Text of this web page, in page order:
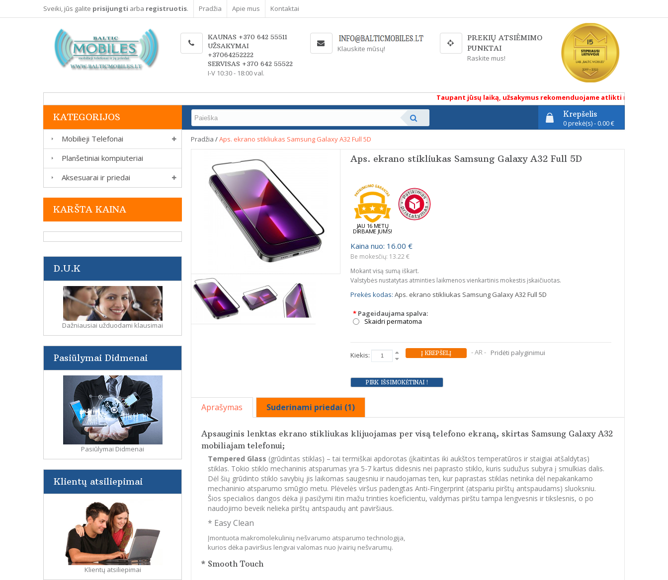
Sveiki, jūs galite prisijungti arba registruotis. Pradžia Apie mus Kontaktai
KAUNAS +370 642 55511
UŽSAKYMAI
+37064252222
SERVISAS +370 642 55522
I-V 10:30 - 18:00 val.
Klauskite mūsų!
PREKIŲ ATSIĖMIMO
PUNKTAI
Raskite mus!
Taupant jūsų laiką, užsakymus rekomenduojame atlikti renkantis
Krepšelis
0 prekė(s) - 0.00 €
KATEGORIJOS
Mobilieji Telefonai
Planšetiniai kompiuteriai
Aksesuarai ir priedai
KARŠTA KAINA
D.U.K
Dažniausiai užduodami klausimai
Pasiūlymai Didmenai
Pasiūlymai Didmenai
Klientų atsiliepimai
Klientų atsiliepimai
Pradžia /Aps. ekrano stikliukas Samsung Galaxy A32 Full 5D
Aps. ekrano stikliukas Samsung Galaxy A32 Full 5D
JAU 16 METŲ
DIRBAME JUMS!
Kaina nuo: 16.00 €
Be mokesčių: 13.22 €
Mokant visą sumą iškart.
Valstybės nustatytas atminties laikmenos vienkartinis mokestis įskaičiuotas.
Prekės kodas: Aps. ekrano stikliukas Samsung Galaxy A32 Full 5D
* Pageidaujama spalva:
Skaidri permatoma
Kiekis: - AR - Pridėti palyginimui
Aprašymas Suderinami priedai (1)
Apsauginis lenktas ekrano stikliukas klijuojamas per visą telefono ekraną, skirtas Samsung Galaxy A32
mobiliajam telefonui;
Tempered Glass (grūdintas stiklas) – tai termiškai apdorotas (įkaitintas iki aukštos temperatūros ir staigiai atšaldytas)
stiklas. Tokio stiklo mechaninis atsparumas yra 5-7 kartus didesnis nei paprasto stiklo, kuris sudužus subyra į smulkias dalis.
Dėl šių grūdinto stiklo savybių jis laikomas saugesniu ir naudojamas ten, kur paprastas stiklas netinka dėl nepakankamo
mechaninio atsparumo smūgio metu. Plėvelės viršus padengtas Anti-Fingerprint (atspariu pirštų antspaudams) sluoksniu.
Šios specialios dangos dėka ji pasižymi itin mažu trinties koeficientu, valdymas pirštu tampa lengvesnis ir tikslesnis, o po
naudojimo beveik nelieka pirštų antspaudų ant paviršiaus.
* Easy Clean
Įmontuota makromolekulinių nešvarumo atsparumo technologija,
kurios dėka paviršius lengvai valomas nuo įvairių nešvarumų.
* Smooth Touch